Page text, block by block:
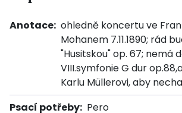
Anotace: ohledně koncertu ve
Mohanem 7.11.1890; rád
"Husitskou" op. 67; nemá
VIII.symfonie G dur
Karlu Müllerovi, aby
Psací potřeby: Pero